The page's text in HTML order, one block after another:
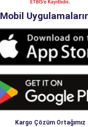
Mobil
Kargo Çözüm Ortağımız